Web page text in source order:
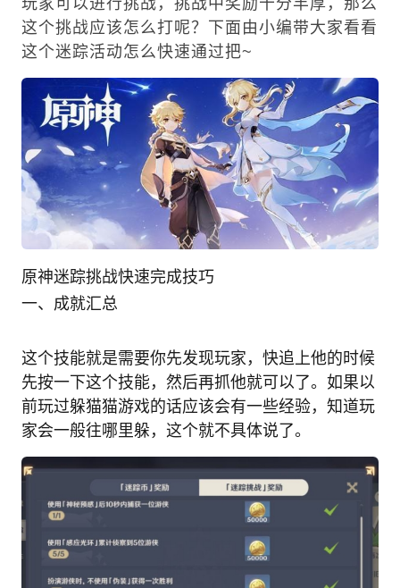
玩家可以进行挑战，挑战中奖励十分丰厚，那么
这个挑战应该怎么打呢？下面由小编带大家看看
这个迷踪活动怎么快速通过把~
原神迷踪挑战快速完成技巧
一、成就汇总
这个技能就是需要你先发现玩家，快追上他的时候
先按一下这个技能，然后再抓他就可以了。如果以
前玩过躲猫猫游戏的话应该会有一些经验，知道玩
家会一般往哪里躲，这个就不具体说了。